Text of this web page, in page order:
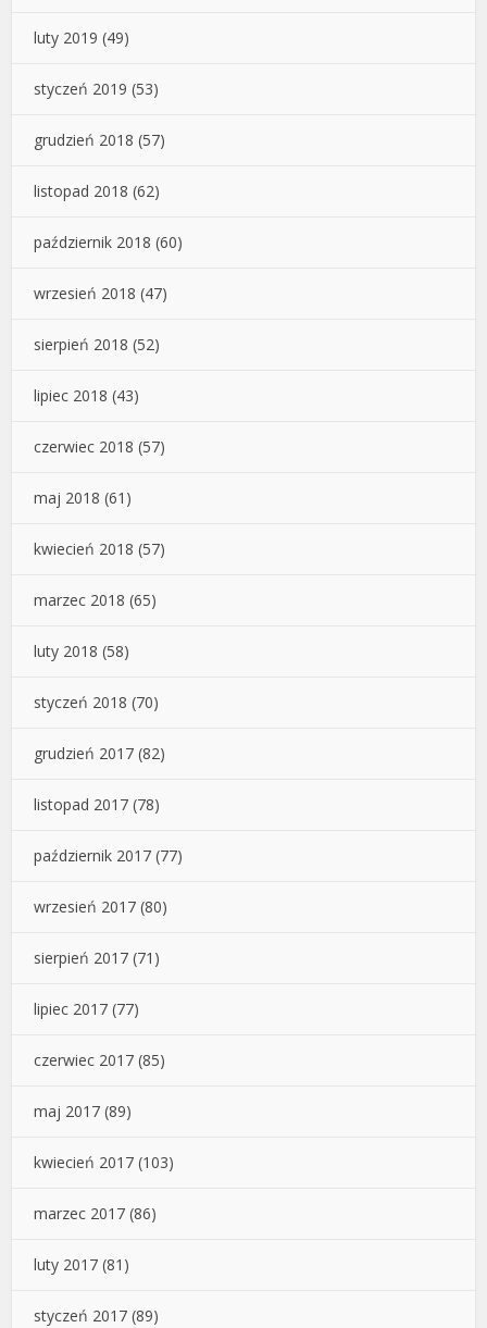
luty 2019 (49)
styczeń 2019 (53)
grudzień 2018 (57)
listopad 2018 (62)
październik 2018 (60)
wrzesień 2018 (47)
sierpień 2018 (52)
lipiec 2018 (43)
czerwiec 2018 (57)
maj 2018 (61)
kwiecień 2018 (57)
marzec 2018 (65)
luty 2018 (58)
styczeń 2018 (70)
grudzień 2017 (82)
listopad 2017 (78)
październik 2017 (77)
wrzesień 2017 (80)
sierpień 2017 (71)
lipiec 2017 (77)
czerwiec 2017 (85)
maj 2017 (89)
kwiecień 2017 (103)
marzec 2017 (86)
luty 2017 (81)
styczeń 2017 (89)